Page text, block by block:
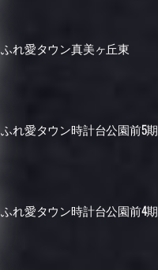
ふれ愛タウン真美ヶ丘東
ふれ愛タウン時計台公園前5期
ふれ愛タウン時計台公園前4期